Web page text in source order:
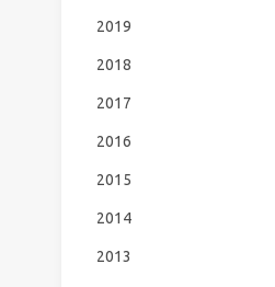
2019
2018
2017
2016
2015
2014
2013